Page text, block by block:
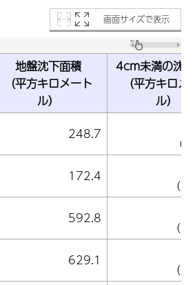
画面サイズで表示
地盤沈下面積
（平方キロメート
ル）
4cm未満の沈
（平方キロメ
ル）
248.7
172.4
592.8
629.1